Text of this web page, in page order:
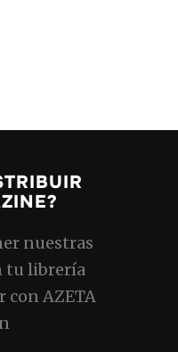
nuestras
tu librería
con AZETA